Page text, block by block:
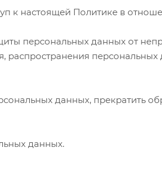
к настоящей Политике в
персональных данных от
данных, прекратить
данных.